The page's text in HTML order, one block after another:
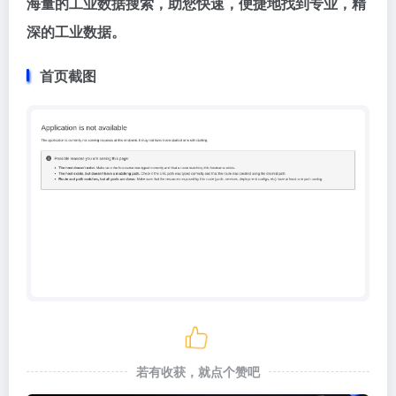
深的工业数据。
首页截图
若有收获，就点个赞吧